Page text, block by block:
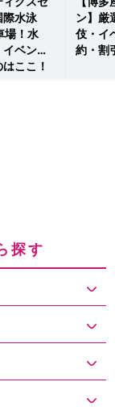
際水泳
場！水
ベント
ここ！
ン】厳
伎・イ
約・割
探す